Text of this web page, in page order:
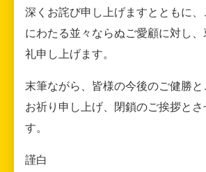
深くお詫び申し上げますとともに、
にわたる並々ならぬご愛顧に対し
礼申し上げます。
末筆ながら、皆様の今後のご健勝と
お祈り申し上げ、閉鎖のご挨拶とさ
す。
謹白